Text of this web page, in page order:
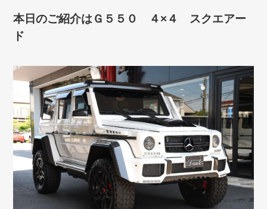
本日のご紹介はＧ５５０ ４×４ スクエアー
ド